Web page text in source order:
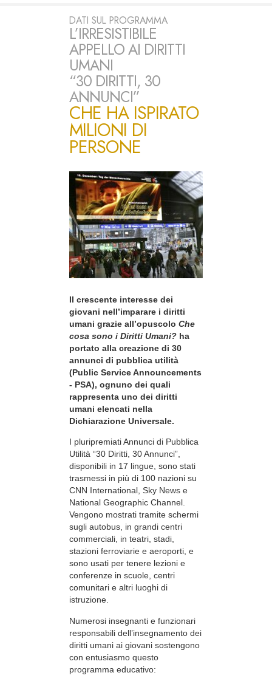
DATI SUL PROGRAMMA
L’IRRESISTIBILE
APPELLO AI DIRITTI
UMANI
“30 DIRITTI, 30
ANNUNCI”
CHE HA ISPIRATO
MILIONI DI
PERSONE
Il crescente interesse dei
giovani nell’imparare i diritti
umani grazie all’opuscolo Che
cosa sono i Diritti Umani? ha
portato alla creazione di 30
annunci di pubblica utilità
(Public Service Announcements
- PSA), ognuno dei quali
rappresenta uno dei diritti
umani elencati nella
Dichiarazione Universale.
I pluripremiati Annunci di Pubblica
Utilità “30 Diritti, 30 Annunci”,
disponibili in 17 lingue, sono stati
trasmessi in più di 100 nazioni su
CNN International, Sky News e
National Geographic Channel.
Vengono mostrati tramite schermi
sugli autobus, in grandi centri
commerciali, in teatri, stadi,
stazioni ferroviarie e aeroporti, e
sono usati per tenere lezioni e
conferenze in scuole, centri
comunitari e altri luoghi di
istruzione.
Numerosi insegnanti e funzionari
responsabili dell’insegnamento dei
diritti umani ai giovani sostengono
con entusiasmo questo
programma educativo: